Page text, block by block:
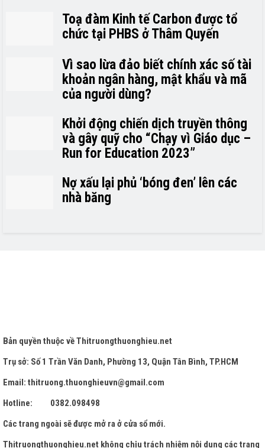
Toạ đàm Kinh tế Carbon được tổ
chức tại PHBS ở Thâm Quyến
Vì sao lừa đảo biết chính xác số tài
khoản ngân hàng, mật khẩu và mã
của người dùng?
Khởi động chiến dịch truyền thông
và gây quỹ cho “Chạy vì Giáo dục –
Run for Education 2023”
Nợ xấu lại phủ ‘bóng đen’ lên các
nhà băng
Bản quyền thuộc vềThitruongthuonghieu.net
Trụ sở: Số 1 Trần Văn Danh, Phường 13, Quận Tân Bình, TP.HCM
Email: thitruong.thuonghieuvn@gmail.com
Hotline: 0382.098498
Các trang ngoài sẽ được mở ra ở cửa sổ mới.
Thitruongthuonghieu.net không chịu trách nhiệm nội dung các trang